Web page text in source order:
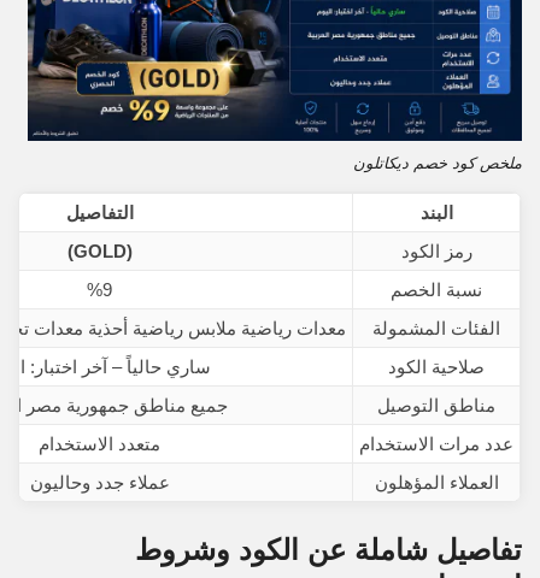
ملخص كود خصم ديكاتلون
البند
التفاصيل
رمز الكود
(GOLD)
نسبة الخصم
%9
الفئات المشمولة
معدات رياضية ملابس رياضية أحذية معدات
صلاحية الكود
ساري حالياً – آخر اختبار:
مناطق التوصيل
جميع مناطق جمهورية مصر
عدد مرات الاستخدام
متعدد الاستخدام
العملاء المؤهلون
عملاء جدد وحاليون
تفاصيل شاملة عن الكود وشروط